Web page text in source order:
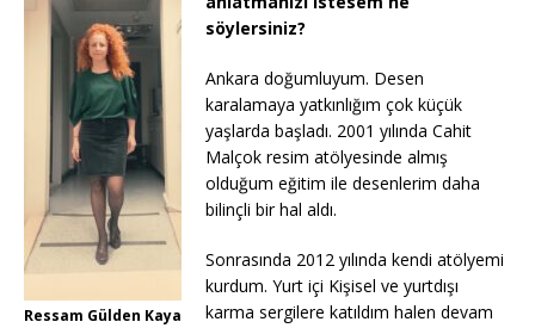
Ressam Gülden Kaya
söylersiniz?
Ankara doğumluyum. Desen
karalamaya yatkınlığım çok küçük
yaşlarda başladı. 2001 yılında Cahit
Malçok resim atölyesinde almış
olduğum eğitim ile desenlerim daha
bilinçli bir hal aldı.
Sonrasında 2012 yılında kendi atölyemi
kurdum. Yurt içi Kişisel ve yurtdışı
karma sergilere katıldım halen devam